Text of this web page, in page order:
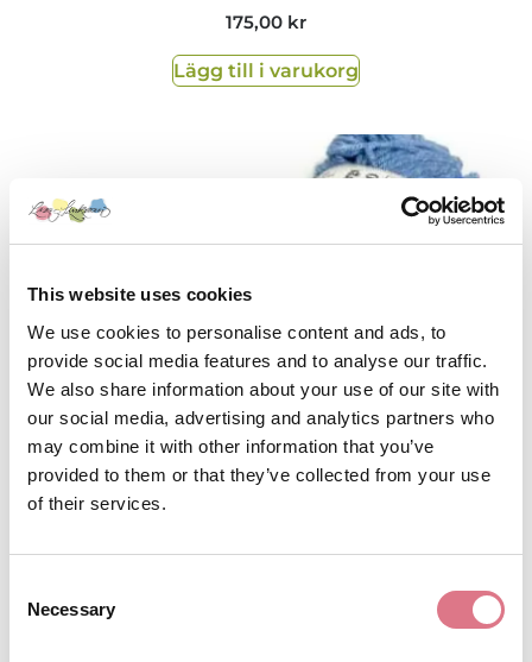
This website uses cookies
We use cookies to personalise content and ads, to
provide social media features and to analyse our traffic.
We also share information about your use of our site with
our social media, advertising and analytics partners who
may combine it with other information that you’ve
provided to them or that they’ve collected from your use
of their services.
Selection
Necessary
175,00 kr
Lägg till i varukorg